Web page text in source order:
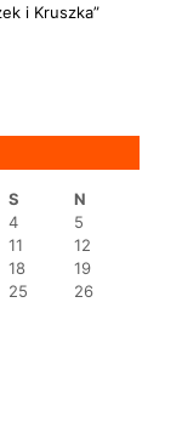
i Kruszka”
S
N
4
5
11
12
18
19
25
26